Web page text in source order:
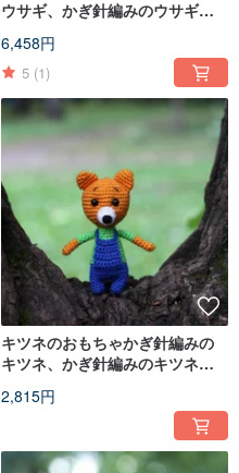
ウサギ、かぎ針編みのウサギぬ
6,458円
5 (1)
キツネのおもちゃかぎ針編みの
キツネ、かぎ針編みのキツネぬ
ニットのキツネ
2,815円